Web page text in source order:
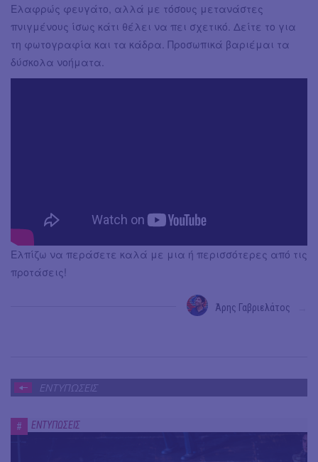
Ελαφρώς φευγάτο, αλλά με τόσους μετανάστες
πνιγμένους ίσως κάτι θέλει να πει σχετικό. Δείτε το για
τη φωτογραφία και τα κάδρα. Προσωπικά βαριέμαι τα
δύσκολα νοήματα.
Ελπίζω να περάσετε καλά με μια ή περισσότερες από τις
προτάσεις!
Άρης Γαβριελάτος
ΕΝΤΥΠΩΣΕΙΣ
# ΕΝΤΥΠΩΣΕΙΣ